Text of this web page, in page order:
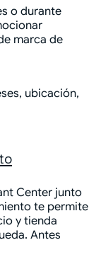
o durante
marca de
ubicación,
Center junto
te permite
y tienda
Antes